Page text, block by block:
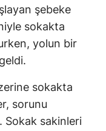
şebeke
sokakta
yolun bir
sokakta
sorunu
Sokak sakinleri